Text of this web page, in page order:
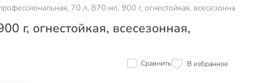
70 л, 870 мл, 900 г, огнестойкая, всесезонная,
г, огнестойкая, всесезонная,
Сравнить В избранное